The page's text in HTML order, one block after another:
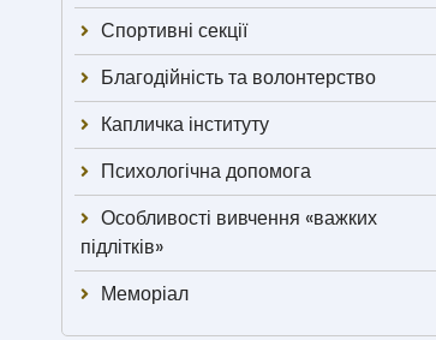
Спортивні секції
Благодійність та волонтерство
Капличка інституту
Психологічна допомога
Особливості вивчення «важких
підлітків»
Меморіал